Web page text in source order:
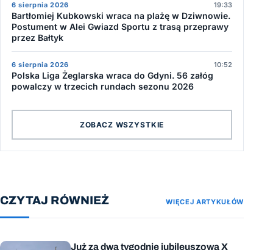
6 sierpnia 2026 19:33
Bartłomiej Kubkowski wraca na plażę w Dziwnowie.
Postument w Alei Gwiazd Sportu z trasą przeprawy
przez Bałtyk
6 sierpnia 2026 10:52
Polska Liga Żeglarska wraca do Gdyni. 56 załóg
powalczy w trzecich rundach sezonu 2026
ZOBACZ WSZYSTKIE
CZYTAJ RÓWNIEŻ WIĘCEJ ARTYKUŁÓW
Już za dwa tygodnie jubileuszowa X